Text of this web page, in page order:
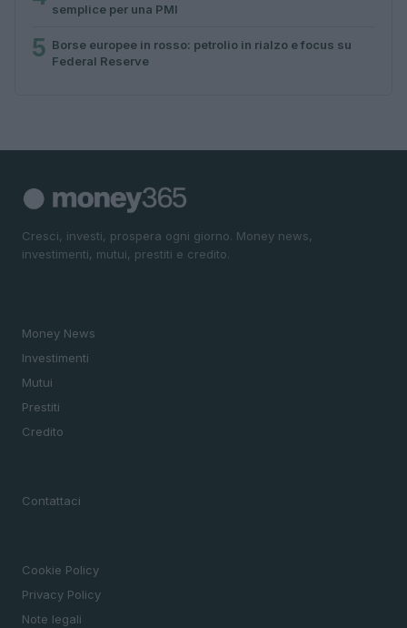
semplice per una PMI
5 Borse europee in rosso: petrolio in rialzo e focus su
Federal Reserve
Cresci, investi, prospera ogni giorno. Money news,
investimenti, mutui, prestiti e credito.
Money News
Investimenti
Mutui
Prestiti
Credito
Contattaci
Cookie Policy
Privacy Policy
Note legali